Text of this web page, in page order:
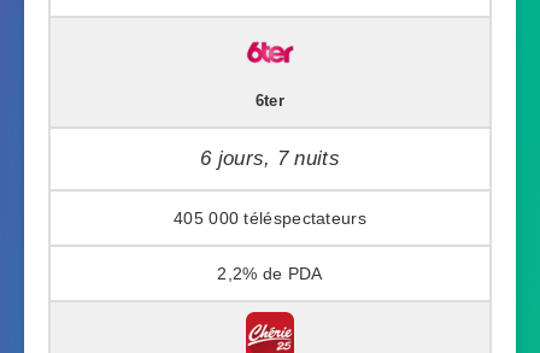
6ter
6 jours, 7 nuits
405 000
2,2%